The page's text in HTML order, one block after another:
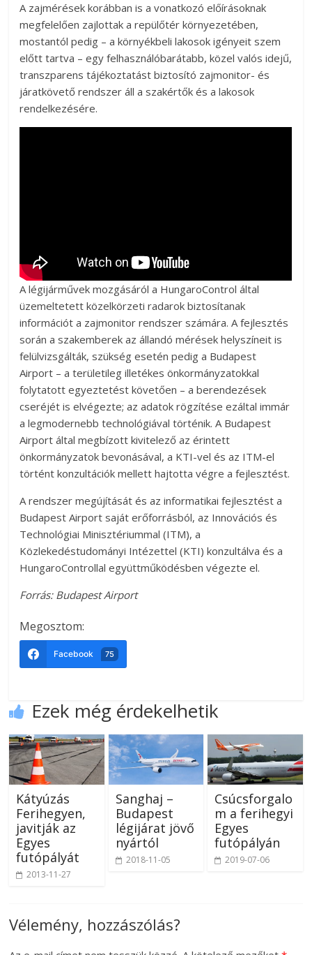
A zajmérések korábban is a vonatkozó előírásoknak
megfelelően zajlottak a repülőtér környezetében,
mostantól pedig – a környékbeli lakosok igényeit szem
előtt tartva – egy felhasználóbarátabb, közel valós idejű,
transzparens tájékoztatást biztosító zajmonitor- és
járatkövető rendszer áll a szakértők és a lakosok
rendelkezésére.
A légijárművek mozgásáról a HungaroControl által
üzemeltetett közelkörzeti radarok biztosítanak
információt a zajmonitor rendszer számára. A fejlesztés
során a szakemberek az állandó mérések helyszíneit is
felülvizsgálták, szükség esetén pedig a Budapest
Airport – a területileg illetékes önkormányzatokkal
folytatott egyeztetést követően – a berendezések
cseréjét is elvégezte; az adatok rögzítése ezáltal immár
a legmodernebb technológiával történik. A Budapest
Airport által megbízott kivitelező az érintett
önkormányzatok bevonásával, a KTI-vel és az ITM-el
történt konzultációk mellett hajtotta végre a fejlesztést.
A rendszer megújítását és az informatikai fejlesztést a
Budapest Airport saját erőforrásból, az Innovációs és
Technológiai Minisztériummal (ITM), a
Közlekedéstudományi Intézettel (KTI) konzultálva és a
HungaroControllal együttműködésben végezte el.
Forrás: Budapest Airport
Megosztom:
Facebook 75
Ezek még érdekelhetik
Kátyúzás
Ferihegyen,
javitják az
Egyes
futópályát
2013-11-27
Sanghaj –
Budapest
légijárat jövő
nyártól
2018-11-05
Csúcsforgalo
m a ferihegyi
Egyes
futópályán
2019-07-06
Vélemény, hozzászólás?